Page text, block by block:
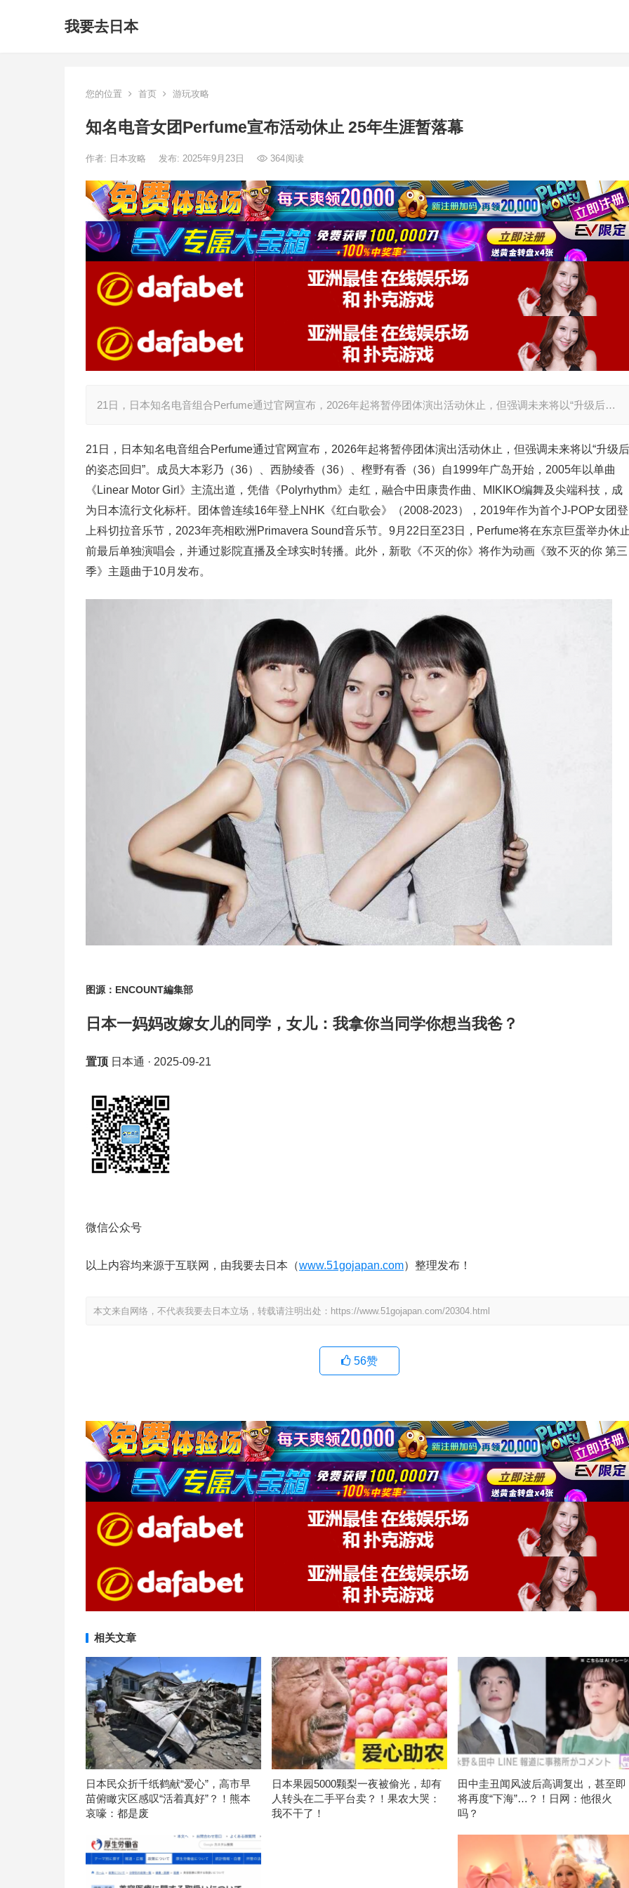
我要去日本
您的位置 首页 游玩攻略
知名电音女团Perfume宣布活动休止 25年生涯暂落幕
作者: 日本攻略 发布: 2025年9月23日 364阅读
21日，日本知名电音组合Perfume通过官网宣布，2026年起将暂停团体演出活动休止，但强调未来将以“升级后…
21日，日本知名电音组合Perfume通过官网宣布，2026年起将暂停团体演出活动休止，但强调未来将以“升级后
的姿态回归”。成员大本彩乃（36）、西胁绫香（36）、樫野有香（36）自1999年广岛开始，2005年以单曲
《Linear Motor Girl》主流出道，凭借《Polyrhythm》走红，融合中田康贵作曲、MIKIKO编舞及尖端科技，成
为日本流行文化标杆。团体曾连续16年登上NHK《红白歌会》（2008-2023），2019年作为首个J-POP女团登
上科切拉音乐节，2023年亮相欧洲Primavera Sound音乐节。9月22日至23日，Perfume将在东京巨蛋举办休
前最后单独演唱会，并通过影院直播及全球实时转播。此外，新歌《不灭的你》将作为动画《致不灭的你 第三
季》主题曲于10月发布。
图源：ENCOUNT編集部
日本一妈妈改嫁女儿的同学，女儿：我拿你当同学你想当我爸？
置顶 日本通 · 2025-09-21
微信公众号
以上内容均来源于互联网，由我要去日本（www.51gojapan.com）整理发布！
本文来自网络，不代表我要去日本立场，转载请注明出处：https://www.51gojapan.com/20304.html
56赞
相关文章
日本民众折千纸鹤献“爱心”，高市早
苗俯瞰灾区感叹“活着真好”？！熊本
哀嚎：都是废
日本果园5000颗梨一夜被偷光，却有
人转头在二手平台卖？！果农大哭：
我不干了！
田中圭丑闻风波后高调复出，甚至即
将再度“下海”…？！日网：他很火
吗？